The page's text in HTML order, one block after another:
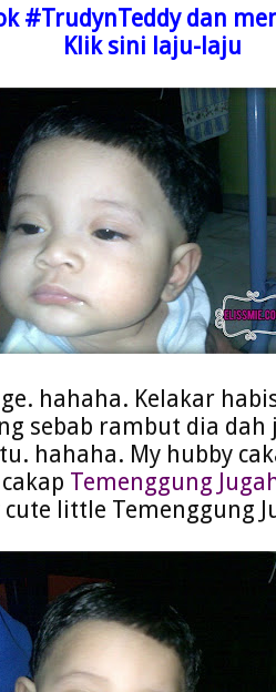
#TrudynTeddy dan
Klik sini laju-laju
hahaha. Kelakar
sebab rambut dia dah
hahaha. My hubby
Temenggung
cute little Temenggung